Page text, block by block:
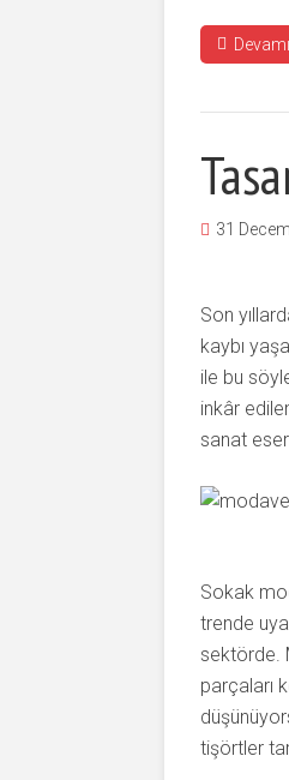
31
Son
kaybı
ile bu
inkâr
sanat
Sokak
trende
sektörde.
parçaları
tişörtler